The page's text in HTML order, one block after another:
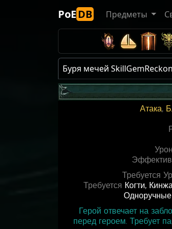
PoEDB Предметы
Буря мечей
Атака,
Требуется
Требуется Когти,
Герой отвечает на
перед героем. Требует